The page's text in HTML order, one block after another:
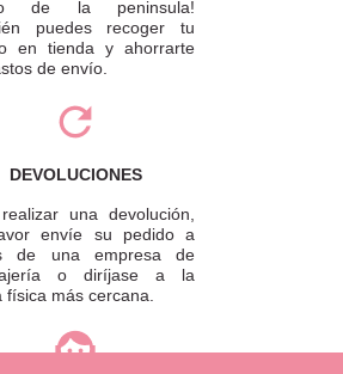
de la peninsula!
puedes recoger tu
en tienda y ahorrarte
de envío.
DEVOLUCIONES
una devolución,
envíe su pedido a
de una empresa de
o diríjase a la
física más cercana.